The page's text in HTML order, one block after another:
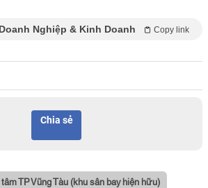
Doanh Nghiệp & Kinh Doanh Copy link
Chia sẻ
TP Vũng Tàu (khu sân bay hiện hữu)